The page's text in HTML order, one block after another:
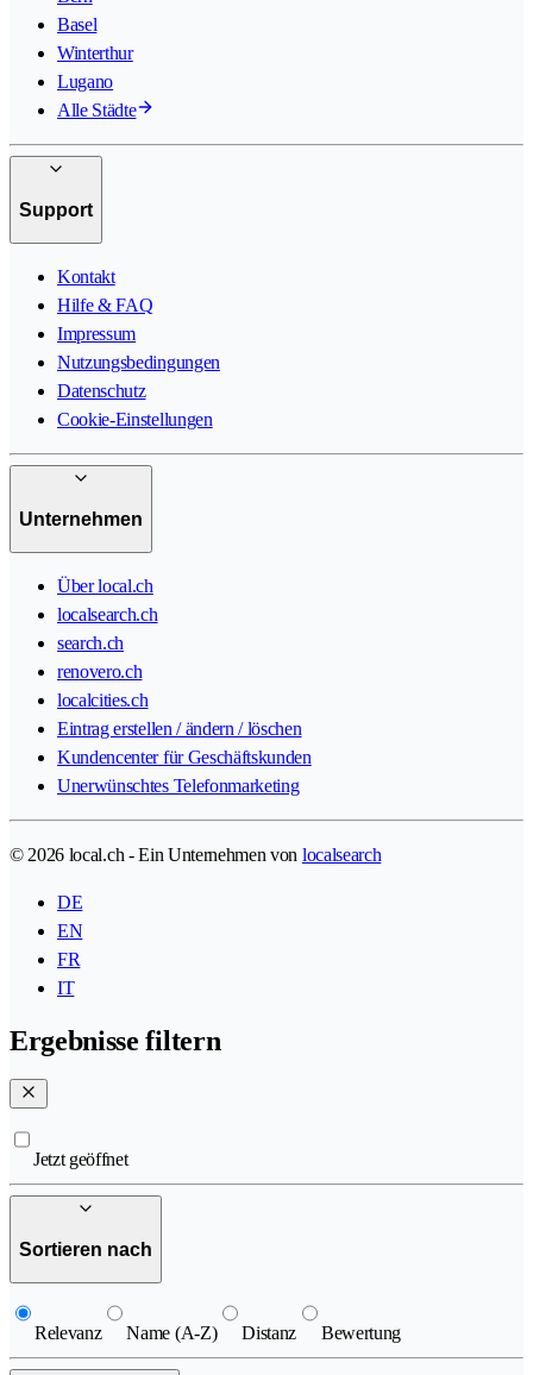
Basel
Winterthur
Lugano
Alle Städte
Support
Kontakt
Hilfe & FAQ
Impressum
Nutzungsbedingungen
Datenschutz
Cookie-Einstellungen
Unternehmen
Über local.ch
localsearch.ch
search.ch
renovero.ch
localcities.ch
Eintrag erstellen / ändern / löschen
Kundencenter für Geschäftskunden
Unerwünschtes Telefonmarketing
© 2026 local.ch - Ein Unternehmen von localsearch
DE
EN
FR
IT
Ergebnisse filtern
Jetzt geöffnet
Sortieren nach
Relevanz Name (A-Z) Distanz Bewertung